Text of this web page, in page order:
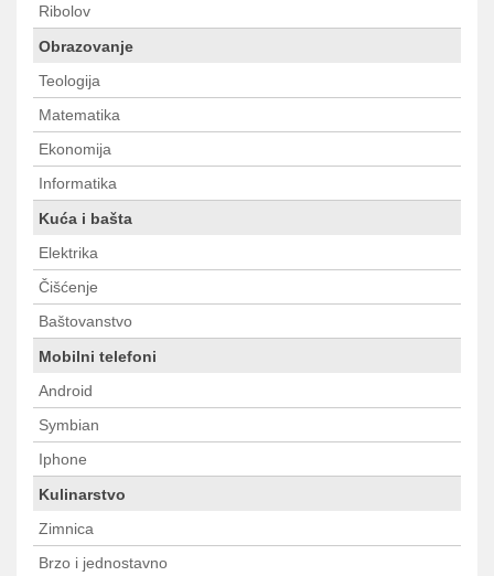
Ribolov
Obrazovanje
Teologija
Matematika
Ekonomija
Informatika
Kuća i bašta
Elektrika
Čišćenje
Baštovanstvo
Mobilni telefoni
Android
Symbian
Iphone
Kulinarstvo
Zimnica
Brzo i jednostavno